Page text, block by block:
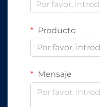
Producto
Por favor,
Mensaje